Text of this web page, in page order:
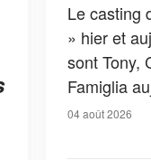
Le casting
» hier et
sont Tony,
Famiglia
04 août 2026